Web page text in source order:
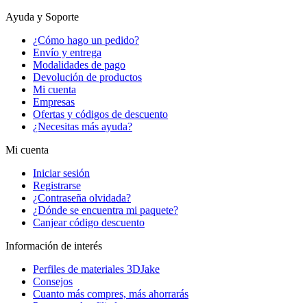
Ayuda y Soporte
¿Cómo hago un pedido?
Envío y entrega
Modalidades de pago
Devolución de productos
Mi cuenta
Empresas
Ofertas y códigos de descuento
¿Necesitas más ayuda?
Mi cuenta
Iniciar sesión
Registrarse
¿Contraseña olvidada?
¿Dónde se encuentra mi paquete?
Canjear código descuento
Información de interés
Perfiles de materiales 3DJake
Consejos
Cuanto más compres, más ahorrarás